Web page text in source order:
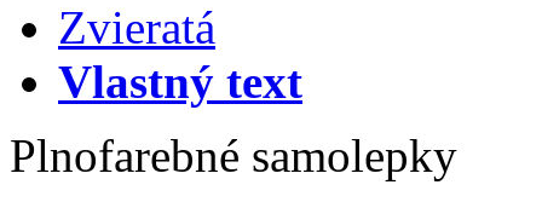
Zvieratá
Vlastný text
Plnofarebné samolepky